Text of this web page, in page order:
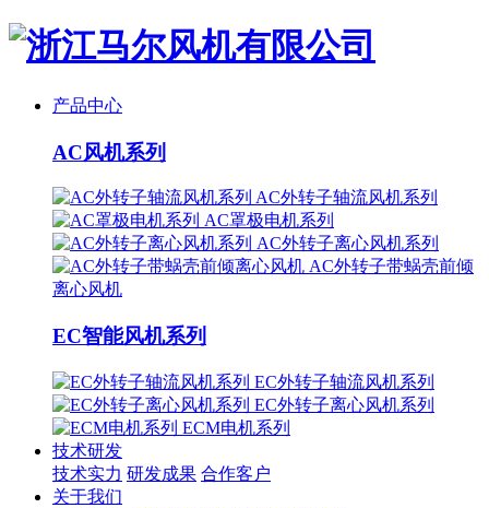
产品中心
AC风机系列
AC外转子轴流风机系列
AC罩极电机系列
AC外转子离心风机系列
AC外转子带蜗壳前倾
离心风机
EC智能风机系列
EC外转子轴流风机系列
EC外转子离心风机系列
ECM电机系列
技术研发
技术实力 研发成果 合作客户
关于我们